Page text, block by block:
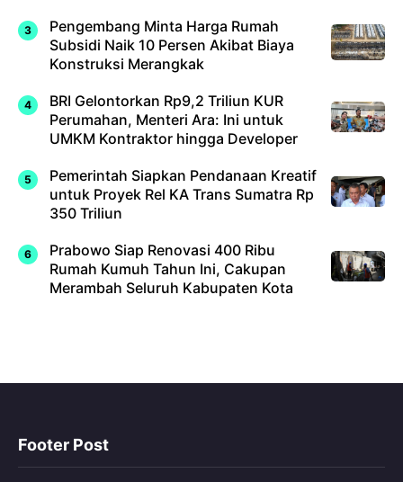
Pengembang Minta Harga Rumah
Subsidi Naik 10 Persen Akibat Biaya
Konstruksi Merangkak
BRI Gelontorkan Rp9,2 Triliun KUR
Perumahan, Menteri Ara: Ini untuk
UMKM Kontraktor hingga Developer
Pemerintah Siapkan Pendanaan Kreatif
untuk Proyek Rel KA Trans Sumatra Rp
350 Triliun
Prabowo Siap Renovasi 400 Ribu
Rumah Kumuh Tahun Ini, Cakupan
Merambah Seluruh Kabupaten Kota
Footer Post